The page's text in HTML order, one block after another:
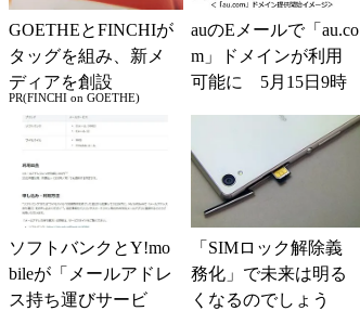
GOETHEとFINCHIが
タッグを組み、新メ
ディアを創設
PR(FINCHI on GOETHE)
auのEメールで「au.co
m」ドメインが利用
可能に 5月15日9時
ソフトバンクとY!mo
bileが「メールアドレ
ス持ち運びサービ
「SIMロック解除義
務化」で未来は明る
くなるのでしょう